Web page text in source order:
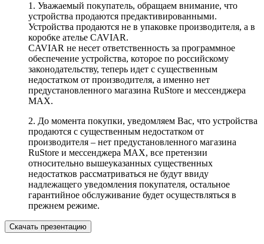
1. Уважаемый покупатель, обращаем внимание, что
устройства продаются предактивированными.
Устройства продаются не в упаковке производителя, а в
коробке ателье CAVIAR.
CAVIAR не несет ответственность за программное
обеспечение устройства, которое по российскому
законодательству, теперь идет с существенным
недостатком от производителя, а именно нет
предустановленного магазина RuStore и мессенджера
MAX.
2. До момента покупки, уведомляем Вас, что устройства
продаются с существенным недостатком от
производителя – нет предустановленного магазина
RuStore и мессенджера MAX, все претензии
относительно вышеуказанных существенных
недостатков рассматриваться не будут ввиду
надлежащего уведомления покупателя, остальное
гарантийное обслуживание будет осуществляться в
прежнем режиме.
Скачать презентацию